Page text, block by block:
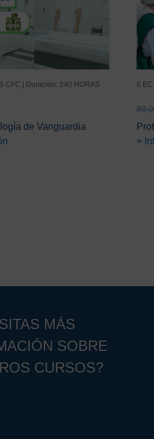
CFC | Duración: 240 HORAS
de Vanguardia
6
+
MÁS
SOBRE
CURSOS?